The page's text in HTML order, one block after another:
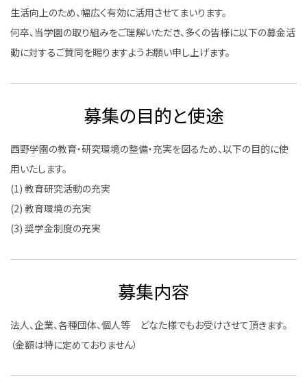
生活向上のため、幅広く有効に活用させてまいります。
何卒、当学園の取り組みをご理解いただき、多くの皆様に以下の募金活
動に対するご賛同を賜りますようお願い申し上げます。
募集の目的と使途
西野学園の教育・研究環境の整備・充実を図るため、以下の目的に使
用いたします。
(1) 教育研究活動の充実
(2) 教育環境の充実
(3) 奨学金制度の充実
募集内容
法人、企業、各種団体、個人等 どなた様でもお受けさせて頂きます。
（金額は特に定めておりません）